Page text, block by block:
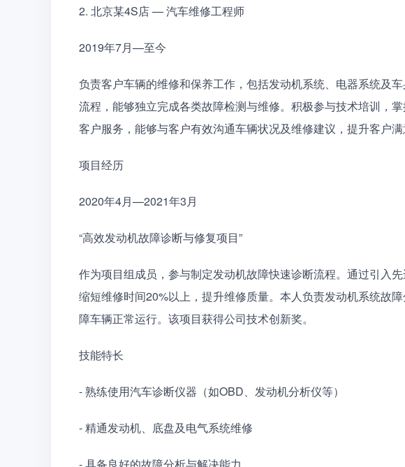
2. 北京某4S店 — 汽车维修工程师
2019年7月—至今
负责客户车辆的维修和保养工作，包括发动机系统、电器系统及
流程，能够独立完成各类故障检测与维修。积极参与技术培训，
客户服务，能够与客户有效沟通车辆状况及维修建议，提升客户满
项目经历
2020年4月—2021年3月
“高效发动机故障诊断与修复项目”
作为项目组成员，参与制定发动机故障快速诊断流程。通过引入
缩短维修时间20%以上，提升维修质量。本人负责发动机系统故
障车辆正常运行。该项目获得公司技术创新奖。
技能特长
- 熟练使用汽车诊断仪器（如OBD、发动机分析仪等）
- 精通发动机、底盘及电气系统维修